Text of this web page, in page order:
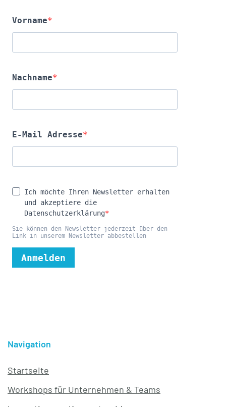
Navigation
Startseite
Workshops für Unternehmen & Teams